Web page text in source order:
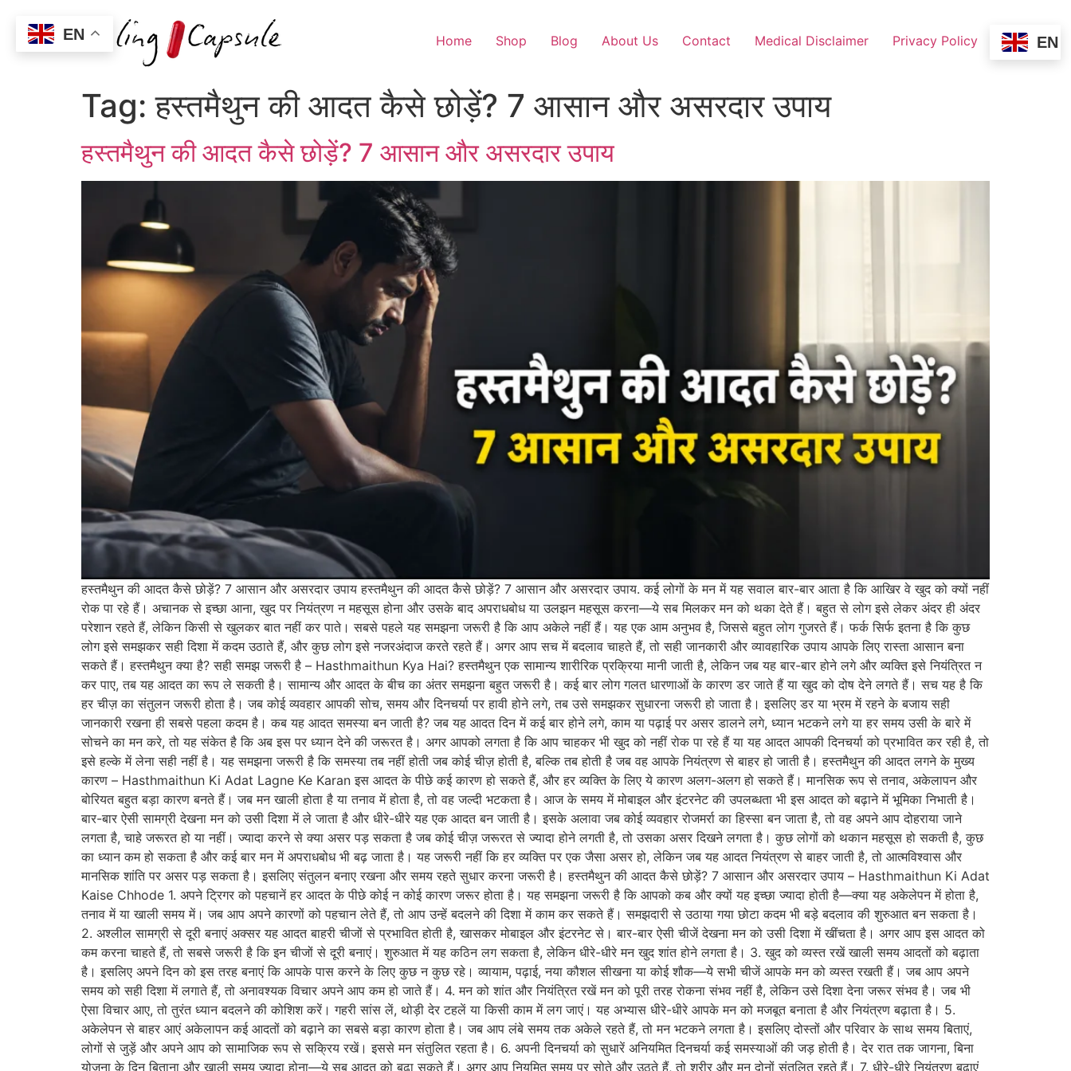
Home Shop Blog About Us Contact Medical Disclaimer Privacy Policy EN
Tag:हस्तमैथुन की आदत कैसे छोड़ें? 7 आसान और असरदार उपाय
हस्तमैथुन की आदत कैसे छोड़ें? 7 आसान और असरदार उपाय
हस्तमैथुन की आदत कैसे छोड़ें? 7 आसान और असरदार उपाय हस्तमैथुन की आदत कैसे छोड़ें? 7 आसान और असरदार उपाय. कई लोगों के मन में यह सवाल बार-बार आता है कि आखिर वे खुद को क्यों नहीं
रोक पा रहे हैं। अचानक से इच्छा आना, खुद पर नियंत्रण न महसूस होना और उसके बाद अपराधबोध या उलझन महसूस करना—ये सब मिलकर मन को थका देते हैं। बहुत से लोग इसे लेकर अंदर ही अंदर
परेशान रहते हैं, लेकिन किसी से खुलकर बात नहीं कर पाते। सबसे पहले यह समझना जरूरी है कि आप अकेले नहीं हैं। यह एक आम अनुभव है, जिससे बहुत लोग गुजरते हैं। फर्क सिर्फ इतना है कि कुछ
लोग इसे समझकर सही दिशा में कदम उठाते हैं, और कुछ लोग इसे नजरअंदाज करते रहते हैं। अगर आप सच में बदलाव चाहते हैं, तो सही जानकारी और व्यावहारिक उपाय आपके लिए रास्ता आसान बना
सकते हैं। हस्तमैथुन क्या है? सही समझ जरूरी है – Hasthmaithun Kya Hai? हस्तमैथुन एक सामान्य शारीरिक प्रक्रिया मानी जाती है, लेकिन जब यह बार-बार होने लगे और व्यक्ति इसे नियंत्रित न
कर पाए, तब यह आदत का रूप ले सकती है। सामान्य और आदत के बीच का अंतर समझना बहुत जरूरी है। कई बार लोग गलत धारणाओं के कारण डर जाते हैं या खुद को दोष देने लगते हैं। सच यह है कि
हर चीज़ का संतुलन जरूरी होता है। जब कोई व्यवहार आपकी सोच, समय और दिनचर्या पर हावी होने लगे, तब उसे समझकर सुधारना जरूरी हो जाता है। इसलिए डर या भ्रम में रहने के बजाय सही
जानकारी रखना ही सबसे पहला कदम है। कब यह आदत समस्या बन जाती है? जब यह आदत दिन में कई बार होने लगे, काम या पढ़ाई पर असर डालने लगे, ध्यान भटकने लगे या हर समय उसी के बारे में
सोचने का मन करे, तो यह संकेत है कि अब इस पर ध्यान देने की जरूरत है। अगर आपको लगता है कि आप चाहकर भी खुद को नहीं रोक पा रहे हैं या यह आदत आपकी दिनचर्या को प्रभावित कर रही है, तो
इसे हल्के में लेना सही नहीं है। यह समझना जरूरी है कि समस्या तब नहीं होती जब कोई चीज़ होती है, बल्कि तब होती है जब वह आपके नियंत्रण से बाहर हो जाती है। हस्तमैथुन की आदत लगने के मुख्य
कारण – Hasthmaithun Ki Adat Lagne Ke Karan इस आदत के पीछे कई कारण हो सकते हैं, और हर व्यक्ति के लिए ये कारण अलग-अलग हो सकते हैं। मानसिक रूप से तनाव, अकेलापन और
बोरियत बहुत बड़ा कारण बनते हैं। जब मन खाली होता है या तनाव में होता है, तो वह जल्दी भटकता है। आज के समय में मोबाइल और इंटरनेट की उपलब्धता भी इस आदत को बढ़ाने में भूमिका निभाती है।
बार-बार ऐसी सामग्री देखना मन को उसी दिशा में ले जाता है और धीरे-धीरे यह एक आदत बन जाती है। इसके अलावा जब कोई व्यवहार रोजमर्रा का हिस्सा बन जाता है, तो वह अपने आप दोहराया जाने
लगता है, चाहे जरूरत हो या नहीं। ज्यादा करने से क्या असर पड़ सकता है जब कोई चीज़ जरूरत से ज्यादा होने लगती है, तो उसका असर दिखने लगता है। कुछ लोगों को थकान महसूस हो सकती है, कुछ
का ध्यान कम हो सकता है और कई बार मन में अपराधबोध भी बढ़ जाता है। यह जरूरी नहीं कि हर व्यक्ति पर एक जैसा असर हो, लेकिन जब यह आदत नियंत्रण से बाहर जाती है, तो आत्मविश्वास और
मानसिक शांति पर असर पड़ सकता है। इसलिए संतुलन बनाए रखना और समय रहते सुधार करना जरूरी है। हस्तमैथुन की आदत कैसे छोड़ें? 7 आसान और असरदार उपाय – Hasthmaithun Ki Adat
Kaise Chhode 1. अपने ट्रिगर को पहचानें हर आदत के पीछे कोई न कोई कारण जरूर होता है। यह समझना जरूरी है कि आपको कब और क्यों यह इच्छा ज्यादा होती है—क्या यह अकेलेपन में होता है,
तनाव में या खाली समय में। जब आप अपने कारणों को पहचान लेते हैं, तो आप उन्हें बदलने की दिशा में काम कर सकते हैं। समझदारी से उठाया गया छोटा कदम भी बड़े बदलाव की शुरुआत बन सकता है।
2. अश्लील सामग्री से दूरी बनाएं अक्सर यह आदत बाहरी चीजों से प्रभावित होती है, खासकर मोबाइल और इंटरनेट से। बार-बार ऐसी चीजें देखना मन को उसी दिशा में खींचता है। अगर आप इस आदत को
कम करना चाहते हैं, तो सबसे जरूरी है कि इन चीजों से दूरी बनाएं। शुरुआत में यह कठिन लग सकता है, लेकिन धीरे-धीरे मन खुद शांत होने लगता है। 3. खुद को व्यस्त रखें खाली समय आदतों को बढ़ाता
है। इसलिए अपने दिन को इस तरह बनाएं कि आपके पास करने के लिए कुछ न कुछ रहे। व्यायाम, पढ़ाई, नया कौशल सीखना या कोई शौक—ये सभी चीजें आपके मन को व्यस्त रखती हैं। जब आप अपने
समय को सही दिशा में लगाते हैं, तो अनावश्यक विचार अपने आप कम हो जाते हैं। 4. मन को शांत और नियंत्रित रखें मन को पूरी तरह रोकना संभव नहीं है, लेकिन उसे दिशा देना जरूर संभव है। जब भी
ऐसा विचार आए, तो तुरंत ध्यान बदलने की कोशिश करें। गहरी सांस लें, थोड़ी देर टहलें या किसी काम में लग जाएं। यह अभ्यास धीरे-धीरे आपके मन को मजबूत बनाता है और नियंत्रण बढ़ाता है। 5.
अकेलेपन से बाहर आएं अकेलापन कई आदतों को बढ़ाने का सबसे बड़ा कारण होता है। जब आप लंबे समय तक अकेले रहते हैं, तो मन भटकने लगता है। इसलिए दोस्तों और परिवार के साथ समय बिताएं,
लोगों से जुड़ें और अपने आप को सामाजिक रूप से सक्रिय रखें। इससे मन संतुलित रहता है। 6. अपनी दिनचर्या को सुधारें अनियमित दिनचर्या कई समस्याओं की जड़ होती है। देर रात तक जागना, बिना
योजना के दिन बिताना और खाली समय ज्यादा होना—ये सब आदत को बढ़ा सकते हैं। अगर आप नियमित समय पर सोते और उठते हैं, तो शरीर और मन दोनों संतुलित रहते हैं। 7. धीरे-धीरे नियंत्रण बढ़ाएं
EN